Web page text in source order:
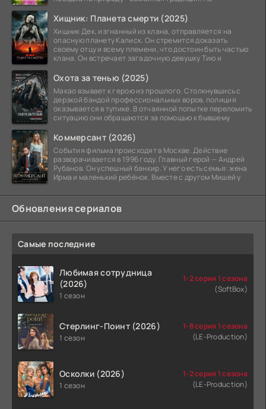
Хищник: Планета смерти (2025)
Хищник Дек, изгнанный из клана, отправляется на
опасную планету Калиск. Он стремится доказать
своему отцу и всему племени, что достоин быть частью
клана. Он встречает загадочную девушку Тию и
Охота за тенью (2025)
Макао взывает к герою из прошлого. Столкнувшись с
дерзкой бандой профессиональных воров, полиция
оказывается в тупике. В отчаянной попытке переломить
ситуацию они обращаются за помощью к бывшему
Коммерсант (2026)
События фильма происходят в Москве. Действие
разворачивается в 1996 году. Главный герой — Андрей
Рубанов. Он успешный банкир. У него есть семья: жена
Ирма и маленький ребёнок. Вместе с другом Мишей у
Обновления сериалов
Самые последние
Любимая сотрудница
(2026)
1 сезон
1-2 серия 1 сезона
(SoftBox)
Стерлинг-Поинт (2026)
1 сезон
1-8 серия 1 сезона
(LE-Production)
Осколки (2026)
1 сезон
1-2 серия 1 сезона
(LE-Production)